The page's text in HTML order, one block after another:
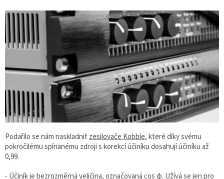
Podařilo se nám naskladnit zesilovače Kobble, které díky svému
pokročilému spínanému zdroji s korekcí účiníku dosahují účiníku až
0,99.
- Účiník je bezrozměrná veličina, označovaná cos φ. Užívá se jen pro